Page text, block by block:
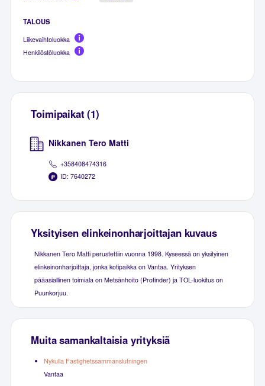
TALOUS
Liikevaihtoluokka
Henkilöstöluokka
Toimipaikat (1)
Nikkanen Tero Matti
+358408474316
ID: 7640272
Yksityisen elinkeinonharjoittajan kuvaus
Nikkanen Tero Matti perustettiin vuonna 1998. Kyseessä on yksityinen
elinkeinonharjoittaja, jonka kotipaikka on Vantaa. Yrityksen
pääasiallinen toimiala on Metsänhoito (Profinder) ja TOL-luokitus on
Puunkorjuu.
Muita samankaltaisia yrityksiä
Nykulla Fastighetssammanslutningen
Vantaa